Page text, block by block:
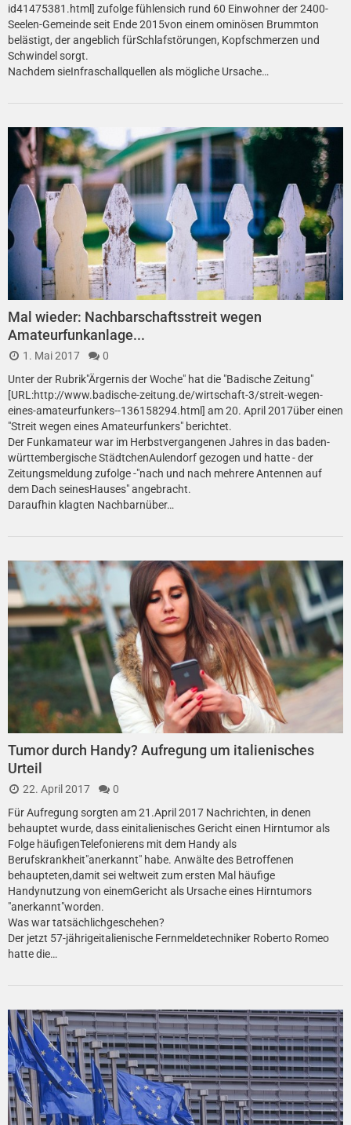
id41475381.html] zufolge fühlensich rund 60 Einwohner der 2400-
Seelen-Gemeinde seit Ende 2015von einem ominösen Brummton
belästigt, der angeblich fürSchlafstörungen, Kopfschmerzen und
Schwindel sorgt.
Nachdem sieInfraschallquellen als mögliche Ursache…
Mal wieder: Nachbarschaftsstreit wegen
Amateurfunkanlage...
1. Mai 2017
0
Unter der Rubrik"Ärgernis der Woche" hat die "Badische Zeitung"
[URL:http://www.badische-zeitung.de/wirtschaft-3/streit-wegen-
eines-amateurfunkers--136158294.html] am 20. April 2017über einen
"Streit wegen eines Amateurfunkers" berichtet.
Der Funkamateur war im Herbstvergangenen Jahres in das baden-
württembergische StädtchenAulendorf gezogen und hatte - der
Zeitungsmeldung zufolge -"nach und nach mehrere Antennen auf
dem Dach seinesHauses" angebracht.
Daraufhin klagten Nachbarnüber…
Tumor durch Handy? Aufregung um italienisches
Urteil
22. April 2017
0
Für Aufregung sorgten am 21.April 2017 Nachrichten, in denen
behauptet wurde, dass einitalienisches Gericht einen Hirntumor als
Folge häufigenTelefonierens mit dem Handy als
Berufskrankheit"anerkannt" habe. Anwälte des Betroffenen
behaupteten,damit sei weltweit zum ersten Mal häufige
Handynutzung von einemGericht als Ursache eines Hirntumors
"anerkannt"worden.
Was war tatsächlichgeschehen?
Der jetzt 57-jährigeitalienische Fernmeldetechniker Roberto Romeo
hatte die…